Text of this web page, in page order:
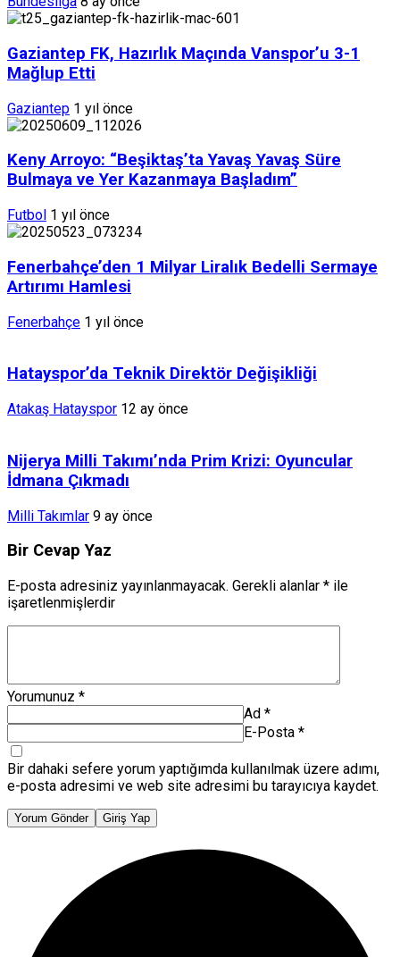
Gaziantep FK, Hazırlık Maçında Vanspor’u 3-1
Mağlup Etti
Gaziantep 1 yıl önce
Keny Arroyo: “Beşiktaş’ta Yavaş Yavaş Süre
Bulmaya ve Yer Kazanmaya Başladım”
Futbol 1 yıl önce
Fenerbahçe’den 1 Milyar Liralık Bedelli Sermaye
Artırımı Hamlesi
Fenerbahçe 1 yıl önce
Hatayspor’da Teknik Direktör Değişikliği
Atakaş Hatayspor 12 ay önce
Nijerya Milli Takımı’nda Prim Krizi: Oyuncular
İdmana Çıkmadı
Milli Takımlar 9 ay önce
Bir Cevap Yaz
E-posta adresiniz yayınlanmayacak. Gerekli alanlar * ile
işaretlenmişlerdir
Yorumunuz *
Ad *
E-Posta *
Bir dahaki sefere yorum yaptığımda kullanılmak üzere adımı,
e-posta adresimi ve web site adresimi bu tarayıcıya kaydet.
Yorum Gönder Giriş Yap